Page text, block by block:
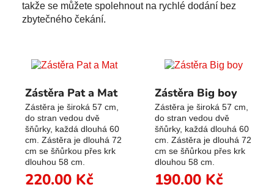
takže se můžete spolehnout na rychlé dodání bez
zbytečného čekání.
Zástěra Pat a Mat
Zástěra je široká 57 cm,
do stran vedou dvě
šňůrky, každá dlouhá 60
cm. Zástěra je dlouhá 72
cm se šňůrkou přes krk
dlouhou 58 cm.
220.00 Kč
Zástěra Big boy
Zástěra je široká 57 cm,
do stran vedou dvě
šňůrky, každá dlouhá 60
cm. Zástěra je dlouhá 72
cm se šňůrkou přes krk
dlouhou 58 cm.
190.00 Kč